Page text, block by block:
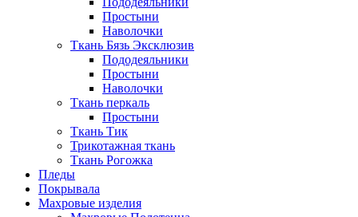
Простыни
Наволочки
Ткань Бязь Эксклюзив
Пододеяльники
Простыни
Наволочки
Ткань перкаль
Простыни
Ткань Тик
Трикотажная ткань
Ткань Рогожка
Пледы
Покрывала
Махровые изделия